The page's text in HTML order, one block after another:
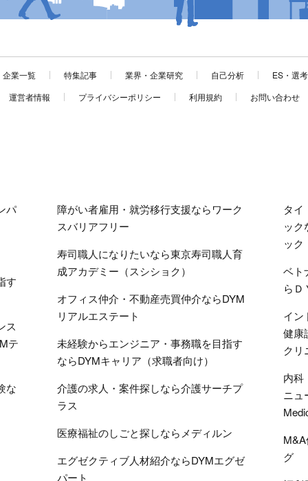
企業一覧 特集記事 業界・企業研究 自己分析 ES・選
運営者情報
プライバシーポリシー 利用規約 お問い合わせ
パ
す
ス
テ
な
障がい者雇用・就労移行支援ならワーク
スバリアフリー
寿司職人になりたいなら東京寿司職人育
成アカデミー（スシショク）
オフィス仲介・不動産売買仲介ならDYM
リアルエステート
未経験からエンジニア・事務職を目指す
ならDYMキャリア（求職者向け）
介護の求人・案件探しなら介護サーチプ
ラス
医療福祉のしごと探しならメディルン
エグゼクティブ人材紹介ならDYMエグゼ
パート
タイ
ック
ック
ベト
らＤ
イン
健康
クリ
内科
ニュ
グ